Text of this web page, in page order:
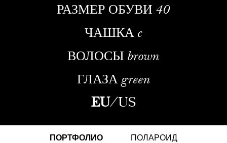
РАЗМЕР ОБУВИ 40
ЧАШКА c
ВОЛОСЫ brown
ГЛАЗА green
EU/US
ПОРТФОЛИО
ПОЛАРОИД